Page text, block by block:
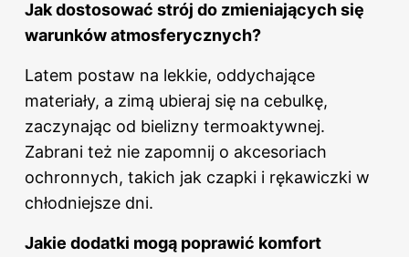
Jak dostosować strój do zmieniających się
warunków atmosferycznych?
Latem postaw na lekkie, oddychające
materiały, a zimą ubieraj się na cebulkę,
zaczynając od bielizny termoaktywnej.
Zabrani też nie zapomnij o akcesoriach
ochronnych, takich jak czapki i rękawiczki w
chłodniejsze dni.
Jakie dodatki mogą poprawić komfort